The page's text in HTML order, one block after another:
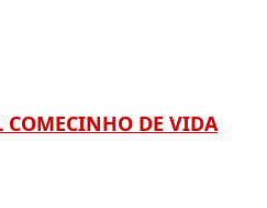
DE VIDA